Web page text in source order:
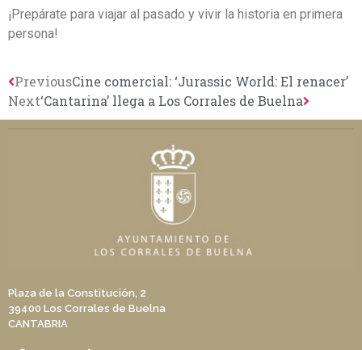
¡Prepárate para viajar al pasado y vivir la historia en primera
persona!
PreviousCine comercial: ‘Jurassic World: El renacer’
Next‘Cantarina’ llega a Los Corrales de Buelna
Plaza de la Constitución, 2
39400 Los Corrales de Buelna
CANTABRIA